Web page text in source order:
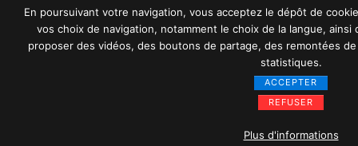
En poursuivant votre navigation, vous acceptez le dépôt de
vos choix de navigation, notamment le choix de la langue,
proposer des vidéos, des boutons de partage, des remontées
statistiques.
ACCEPTER
REFUSER
Plus d'informations